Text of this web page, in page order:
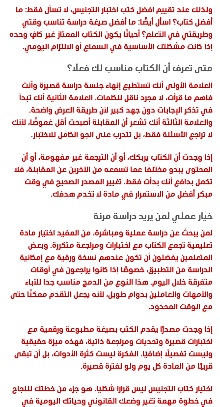
ولذلك عند تقييم افضل كتب اختبار التجنيس، لا تسأل فقط: ما
أفضل كتاب؟ اسأل أيضًا: ما أفضل صيغة دراسة تناسب وقتي
وطريقتي في التعلم؟ أحيانًا يكون الكتاب الممتاز غير كافٍ وحده
إذا كانت مشكلتك الأساسية في السماع أو الالتزام اليومي.
متى تعرف أن الكتاب مناسب لك فعلًا؟
العلامة الأولى أنك تستطيع إنهاء جلسة دراسة قصيرة وأنت
فاهم ما قرأت، لا مجرد ناقل للكلمات. العلامة الثانية أنك تبدأ
في تذكر الإجابات دون جهد كبير لأن طريقة العرض واضحة.
والعلامة الثالثة أنك تشعر أن المقابلة أصبحت أقل غموضًا، لأنك
لا تراجع الأسئلة فقط، بل تتدرب على الجو الكامل للاختبار.
إذا وجدت أن الكتاب يربكك، أو أن الترجمة غير مفهومة، أو أن
المحتوى يبدو مختلفًا عما تسمعه من الآخرين عن المقابلة، فلا
تكمل بدافع أنك بدأت فقط. تغيير المصدر الصحيح في وقت
مبكر أفضل من الاستمرار في مادة لا تخدم هدفك.
خيار عملي لمن يريد دراسة مرنة
لمن يبحث عن دراسة عملية ومباشرة، من المفيد اختيار مادة
تعليمية تجمع الكتاب مع اختبارات ومراجعة متكررة. وبعض
المتعلمين يفضلون أن تكون عندهم نسخة ورقية مع إمكانية
الدراسة من التطبيق، خصوصًا إذا كانوا يراجعون في أوقات
متفرقة خلال اليوم. هذا النوع من الدمج مناسب جدًا للآباء
والأمهات والعاملين بدوام طويل، لأنه يجعل التقدم ممكنًا حتى
مع الوقت المحدود.
إذا وجدت مصدرًا يقدم الكتب بصيغة مطبوعة ورقمية مع
اختبارات قصيرة وتحديات ومراجعة ذاتية، فهذه ميزة حقيقية
وليست تفصيلًا إضافيًا. الفكرة ليست كثرة الأدوات، بل أن تبقى
قريبًا من المادة كل يوم ولو لفترة قصيرة.
اختيار كتاب التجنيس ليس قرارًا شكليًا. هو جزء من خطتك للنجاح
في خطوة مهمة تغير وضعك القانوني وحياتك اليومية في